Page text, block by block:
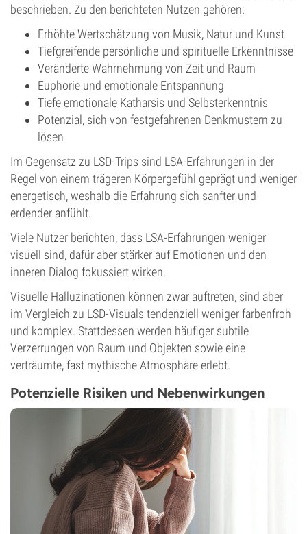
beschrieben. Zu den berichteten Nutzen gehören:
Erhöhte Wertschätzung von Musik, Natur und Kunst
Tiefgreifende persönliche und spirituelle Erkenntnisse
Veränderte Wahrnehmung von Zeit und Raum
Euphorie und emotionale Entspannung
Tiefe emotionale Katharsis und Selbsterkenntnis
Potenzial, sich von festgefahrenen Denkmustern zu
lösen
Im Gegensatz zu LSD-Trips sind LSA-Erfahrungen in der
Regel von einem trägeren Körpergefühl geprägt und weniger
energetisch, weshalb die Erfahrung sich sanfter und
erdender anfühlt.
Viele Nutzer berichten, dass LSA-Erfahrungen weniger
visuell sind, dafür aber stärker auf Emotionen und den
inneren Dialog fokussiert wirken.
Visuelle Halluzinationen können zwar auftreten, sind aber
im Vergleich zu LSD-Visuals tendenziell weniger farbenfroh
und komplex. Stattdessen werden häufiger subtile
Verzerrungen von Raum und Objekten sowie eine
verträumte, fast mythische Atmosphäre erlebt.
Potenzielle Risiken und Nebenwirkungen